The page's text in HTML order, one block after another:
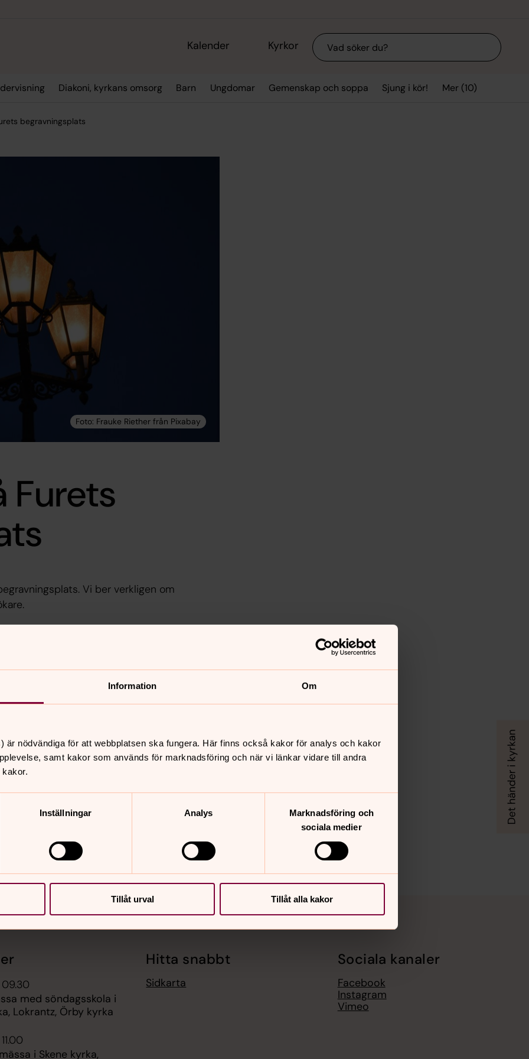
Information Om
är nödvändiga för att webbplatsen ska fungera. Här finns också kakor för analys och kakor
samt kakor som används för marknadsföring och när vi länkar vidare till andra
Inställningar Analys
Marknadsföring och
sociala medier
Tillåt urval Tillåt alla kakor
Kalender Kyrkor Sök
Diakoni, kyrkans omsorg Barn Ungdomar Gemenskap och soppa Sjung i kör! Mer (10)
begravningsplats
Furets
Vi ber verkligen om
ibland en kort tid. För att lösa
är beställt men de delar som
vara åtgärdat till jul men allt beror
med söndagsskola i
Lokrantz, Örby kyrka
i Skene kyrka,
Hitta snabbt
Sidkarta
Sociala kanaler
Facebook
Instagram
Vimeo